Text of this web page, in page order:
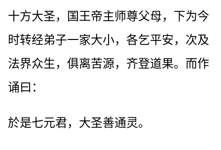
十方大圣，国王帝主师尊父母，下为今
时转经弟子一家大小，各乞平安，次及
法界众生，俱离苦源，齐登道果。而作
诵曰：
於是七元君，大圣善通灵。